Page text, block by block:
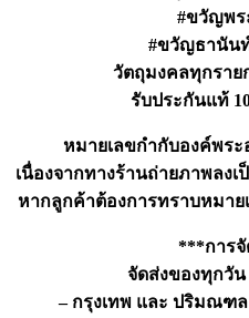
#ขวัญพร
#ขวัญธานัน
วัตถุมงคลทุกราย
รับประกันแท้
หมายเลขกำกับองค์พระ
เนื่องจากทางร้านถ่ายภาพลงเ
หากลูกค้าต้องการทราบหมาย
***การ
จัดส่งของทุกวั
– กรุงเทพ และ ปริมณฑล